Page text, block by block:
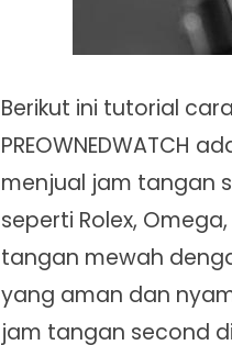
Berikut ini tutorial
PREOWNEDWATCH
menjual jam tangan
seperti Rolex,
tangan mewah
yang aman dan
jam tangan second di